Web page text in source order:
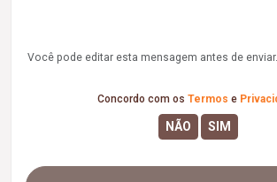
Você pode editar esta mensagem antes de enviar.
Concordo com os Termos e